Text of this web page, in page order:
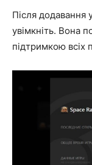
Після додавання
увімкніть. Вона
підтримкою всіх